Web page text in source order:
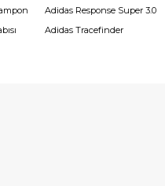
Adidas Response Super 3.0
Adidas Tracefinder